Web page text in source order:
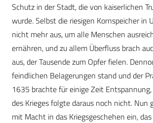
Schutz in der Stadt, die von kaiserlichen
wurde. Selbst die riesigen Kornspeicher in
nicht mehr aus, um alle Menschen
ernähren, und zu allem Überfluss brach
aus, der Tausende zum Opfer fielen.
feindlichen Belagerungen stand und der
1635 brachte für einige Zeit
des Krieges folgte daraus noch nicht. Nun
mit Macht in das Kriegsgeschehen ein,